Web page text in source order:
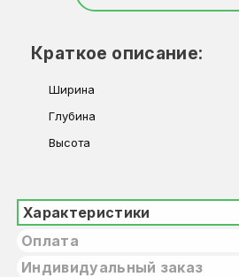
Краткое описание:
Ширина
Глубина
Высота
Характеристики
Оплата
Индивидуальный заказ